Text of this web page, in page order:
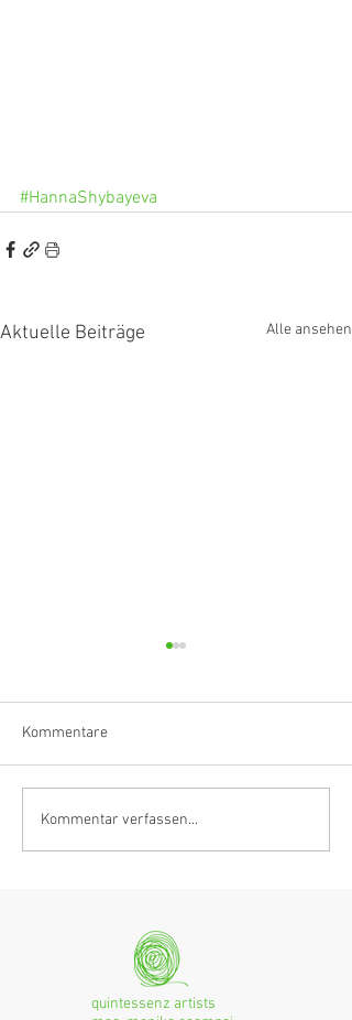
#HannaShybayeva
Aktuelle Beiträge Alle ansehen
Klarinettistin, Tonmeisterin,
Grenzgängerin
Kommentare
Kommentar verfassen...
quintessenz artists